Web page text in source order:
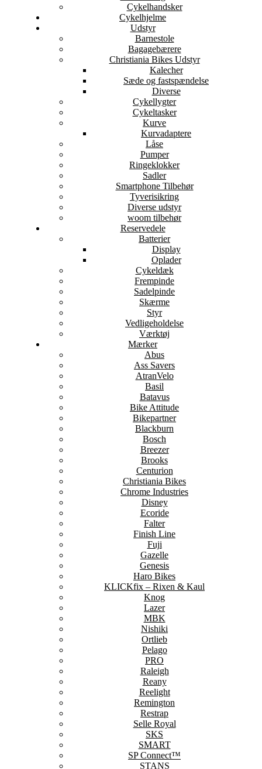
Cykelhandsker
Cykelhjelme
Udstyr
Barnestole
Bagagebærere
Christiania Bikes Udstyr
Kalecher
Sæde og fastspændelse
Diverse
Cykellygter
Cykeltasker
Kurve
Kurvadaptere
Låse
Pumper
Ringeklokker
Sadler
Smartphone Tilbehør
Tyverisikring
Diverse udstyr
woom tilbehør
Reservedele
Batterier
Display
Oplader
Cykeldæk
Frempinde
Sadelpinde
Skærme
Styr
Vedligeholdelse
Værktøj
Mærker
Abus
Ass Savers
AtranVelo
Basil
Batavus
Bike Attitude
Bikepartner
Blackburn
Bosch
Breezer
Brooks
Centurion
Christiania Bikes
Chrome Industries
Disney
Ecoride
Falter
Finish Line
Fuji
Gazelle
Genesis
Haro Bikes
KLICKfix – Rixen & Kaul
Knog
Lazer
MBK
Nishiki
Ortlieb
Pelago
PRO
Raleigh
Reany
Reelight
Remington
Restrap
Selle Royal
SKS
SMART
SP Connect™
STANS